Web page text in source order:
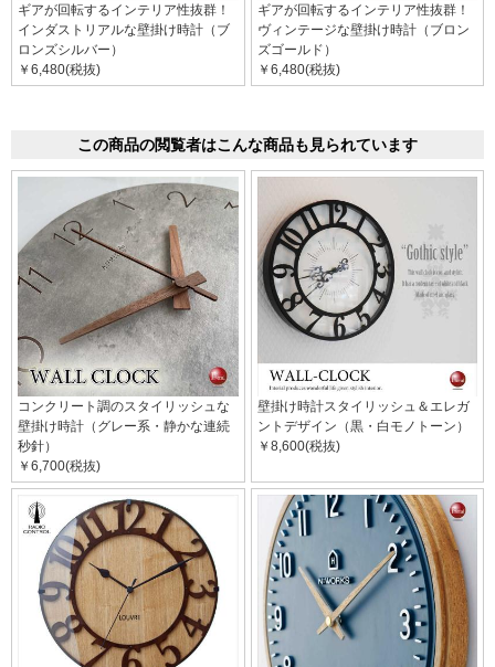
ギアが回転するインテリア性抜群！
インダストリアルな壁掛け時計（ブ
ロンズシルバー）
￥6,480(税抜)
ギアが回転するインテリア性抜群！
ヴィンテージな壁掛け時計（ブロン
ズゴールド）
￥6,480(税抜)
この商品の閲覧者はこんな商品も見られています
コンクリート調のスタイリッシュな
壁掛け時計（グレー系・静かな連続
秒針）
￥6,700(税抜)
壁掛け時計スタイリッシュ＆エレガ
ントデザイン（黒・白モノトーン）
￥8,600(税抜)